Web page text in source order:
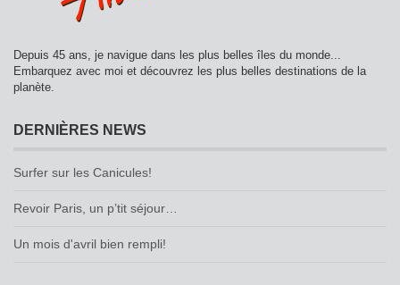
Depuis 45 ans, je navigue dans les plus belles îles du monde...
Embarquez avec moi et découvrez les plus belles destinations de la
planète.
DERNIÈRES NEWS
Surfer sur les Canicules!
Revoir Paris, un p’tit séjour…
Un mois d'avril bien rempli!